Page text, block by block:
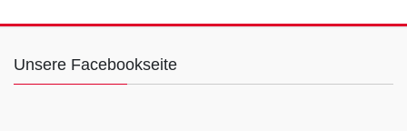
Unsere Facebookseite